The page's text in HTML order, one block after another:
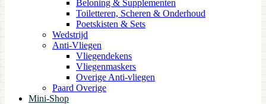
Beloning & Supplementen
Toiletteren, Scheren & Onderhoud
Poetskisten & Sets
Wedstrijd
Anti-Vliegen
Vliegendekens
Vliegenmaskers
Overige Anti-vliegen
Paard Overige
Mini-Shop